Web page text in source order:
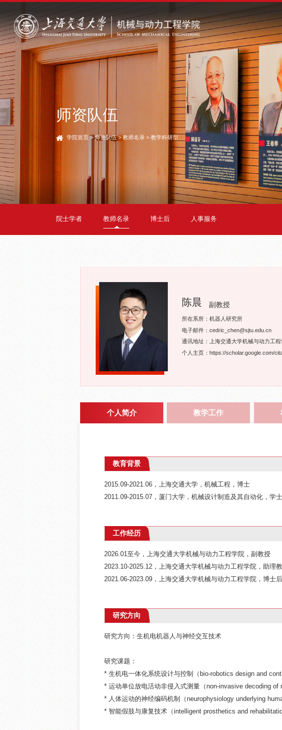
师资队伍
学院首页>师资队伍>教师名录 > 教学科研型
院士学者 教师名录 博士后 人事服务
陈晨 副教授
所在系所：机器人研究所
电子邮件：cedric_chen@sjtu.edu.cn
通讯地址：上海交通大学机械与动力工程
个人主页：https://scholar.google.com/
个人简介 教学工作
教育背景
2015.09-2021.06，上海交通大学，机械工程，博士
2011.09-2015.07，厦门大学，机械设计制造及其自动化，学士
工作经历
2026.01至今，上海交通大学机械与动力工程学院，副教授
2023.10-2025.12，上海交通大学机械与动力工程学院，助理
2021.06-2023.09，上海交通大学机械与动力工程学院，博士后
研究方向
研究方向：生机电机器人与神经交互技术
研究课题：
* 生机电一体化系统设计与控制（bio-robotics design and
* 运动单位放电活动非侵入式测量（non-invasive decoding of
* 人体运动的神经编码机制（neurophysiology underlying
* 智能假肢与康复技术（intelligent prosthetics and